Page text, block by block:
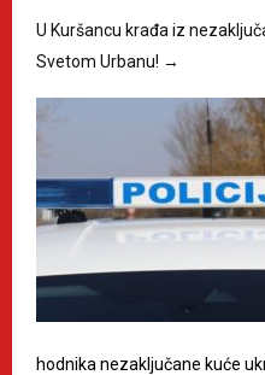
U Kuršancu krađa iz
Svetom Urbanu! →
hodnika nezaključane kuće